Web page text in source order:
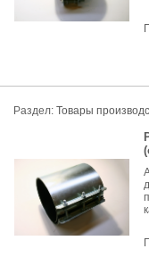
Раздел: Товары